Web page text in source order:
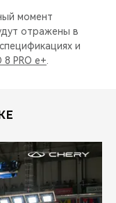
момент
отражены в
и
8 PRO e+